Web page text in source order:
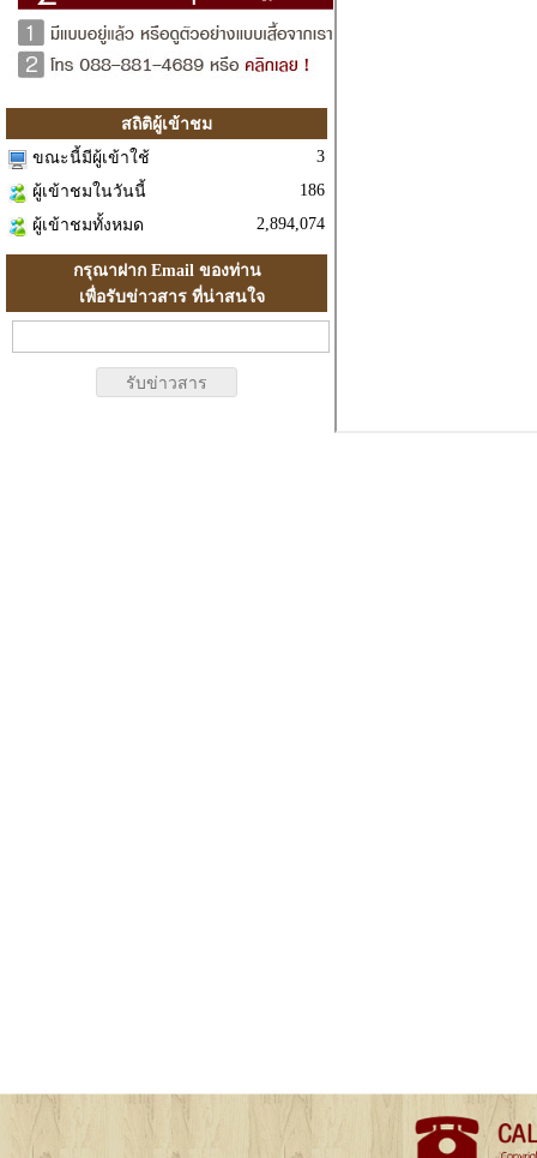
สถิติผู้เข้าชม
ขณะนี้มีผู้เข้าใช้
3
ผู้เข้าชมในวันนี้
186
ผู้เข้าชมทั้งหมด
2,894,074
กรุณาฝาก Email ของท่าน
เพื่อรับข่าวสาร ที่น่าสนใจ